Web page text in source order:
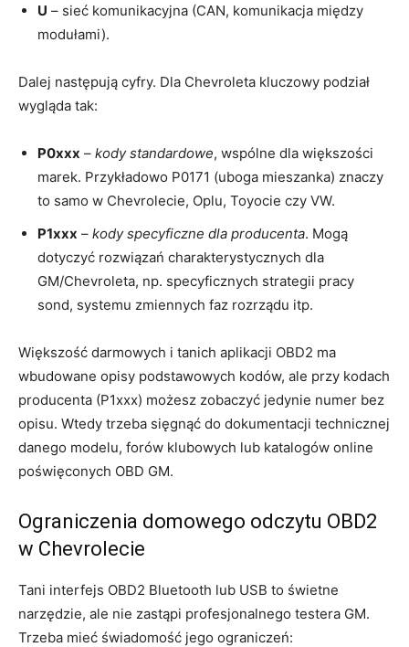
U – sieć komunikacyjna (CAN, komunikacja między
modułami).
Dalej następują cyfry. Dla Chevroleta kluczowy podział
wygląda tak:
P0xxx – kody standardowe, wspólne dla większości
marek. Przykładowo P0171 (uboga mieszanka) znaczy
to samo w Chevrolecie, Oplu, Toyocie czy VW.
P1xxx – kody specyficzne dla producenta. Mogą
dotyczyć rozwiązań charakterystycznych dla
GM/Chevroleta, np. specyficznych strategii pracy
sond, systemu zmiennych faz rozrządu itp.
Większość darmowych i tanich aplikacji OBD2 ma
wbudowane opisy podstawowych kodów, ale przy kodach
producenta (P1xxx) możesz zobaczyć jedynie numer bez
opisu. Wtedy trzeba sięgnąć do dokumentacji technicznej
danego modelu, forów klubowych lub katalogów online
poświęconych OBD GM.
Ograniczenia domowego odczytu OBD2
w Chevrolecie
Tani interfejs OBD2 Bluetooth lub USB to świetne
narzędzie, ale nie zastąpi profesjonalnego testera GM.
Trzeba mieć świadomość jego ograniczeń: